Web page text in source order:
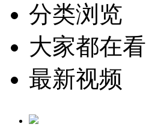
分类浏览
大家都在看
最新视频